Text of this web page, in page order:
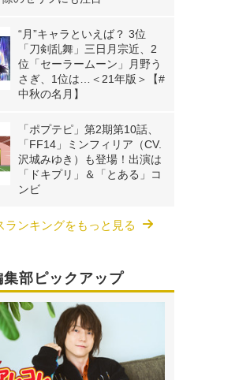
“月”キャラといえば？ 3位
「刀剣乱舞」三日月宗近、2
位「セーラームーン」月野う
さぎ、1位は…＜21年版＞【#
中秋の名月】
「ポプテピ」第2期第10話、
「FF14」ミンフィリア（CV.
沢城みゆき）も登場！出演は
「ドキプリ」＆「とある」コ
ンビ
ランキングをもっと見る
集部ピックアップ